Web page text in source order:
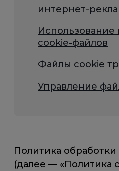
интернет-
Использование
cookie-файлов
Файлы cookie
Управление
Политика
(далее — «Политика